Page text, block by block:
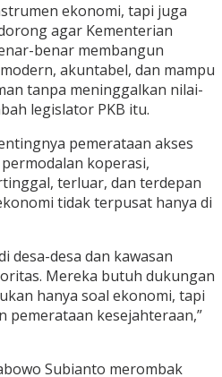
ekonomi, tapi juga
agar Kementerian
benar membangun
akuntabel, dan mampu
tanpa meninggalkan nilai-
legislator PKB itu.
pemerataan akses
koperasi,
terluar, dan terdepan
tidak terpusat hanya di
desa-desa dan kawasan
Mereka butuh dukungan
hanya soal ekonomi, tapi
pemerataan kesejahteraan,”
Subianto merombak